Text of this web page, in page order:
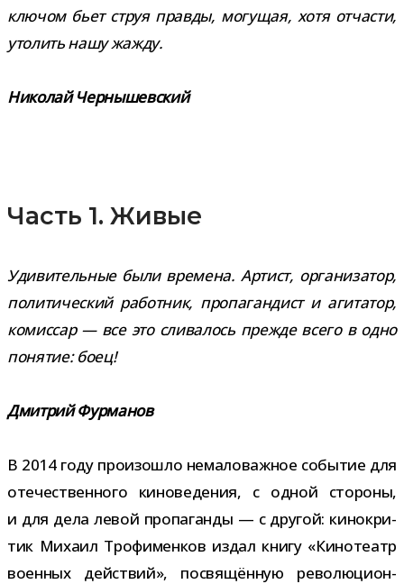
клю­чом бьет струя правды, могу­щая, хотя отча­сти,
уто­лить нашу жажду.
Николай Чернышевский
Часть 1. Живые
Удивительные были вре­мена. Артист, орга­ни­за­тор,
поли­ти­че­ский работ­ник, про­па­ган­дист и аги­та­тор,
комис­сар — все это сли­ва­лось прежде всего в одно
поня­тие: боец!
Дмитрий Фурманов
В 2014 году про­изо­шло нема­ло­важ­ное собы­тие для
оте­че­ствен­ного кино­ве­де­ния, с одной сто­роны,
и для дела левой про­па­ганды — с дру­гой: кино­кри­
тик Михаил Трофименков издал книгу «Кинотеатр
воен­ных дей­ствий», посвя­щён­ную рево­лю­ци­он­